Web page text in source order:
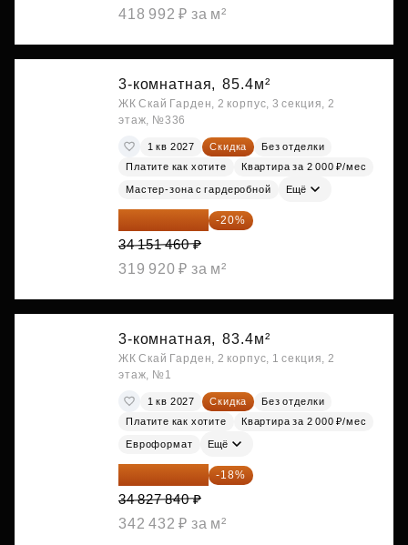
418 992 ₽ за м²
3-комнатная, 85.4м²
ЖК Скай Гарден, 2 корпус, 3 секция, 2
этаж, №336
1 кв 2027 Скидка
Без отделки
Платите как хотите
Квартира за 2 000 ₽/мес
Мастер-зона с гардеробной Ещё
27 321 168 ₽ -20%
34 151 460 ₽
319 920 ₽ за м²
3-комнатная, 83.4м²
ЖК Скай Гарден, 2 корпус, 1 секция, 2
этаж, №1
1 кв 2027 Скидка
Без отделки
Платите как хотите
Квартира за 2 000 ₽/мес
Евроформат Ещё
28 558 829 ₽ -18%
34 827 840 ₽
342 432 ₽ за м²